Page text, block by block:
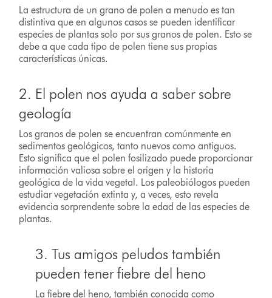
La estructura de un grano de polen a menudo es tan
distintiva que en algunos casos se pueden identificar
especies de plantas solo por sus granos de polen. Esto se
debe a que cada tipo de polen tiene sus propias
características únicas.
2. El polen nos ayuda a saber sobre
geología
Los granos de polen se encuentran comúnmente en
sedimentos geológicos, tanto nuevos como antiguos.
Esto significa que el polen fosilizado puede proporcionar
información valiosa sobre el origen y la historia
geológica de la vida vegetal. Los paleobiólogos pueden
estudiar vegetación extinta y, a veces, esto revela
evidencia sorprendente sobre la edad de las especies de
plantas.
3. Tus amigos peludos también
pueden tener fiebre del heno
La fiebre del heno, también conocida como